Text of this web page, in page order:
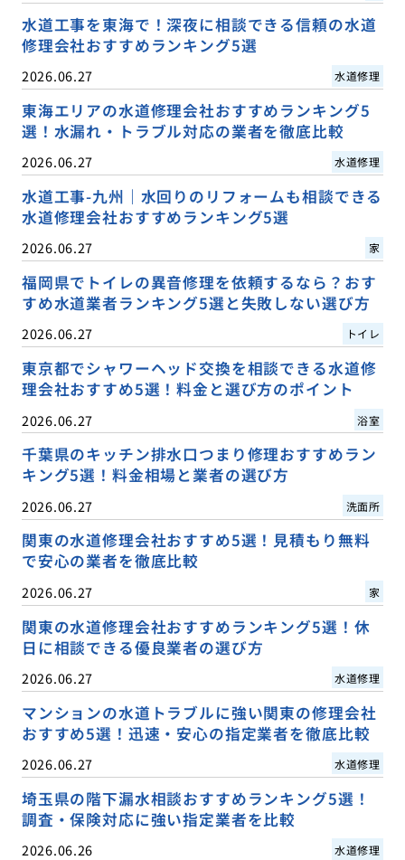
水道工事を東海で！深夜に相談できる信頼の水道
修理会社おすすめランキング5選
2026.06.27 水道修理
東海エリアの水道修理会社おすすめランキング5
選！水漏れ・トラブル対応の業者を徹底比較
2026.06.27 水道修理
水道工事-九州｜水回りのリフォームも相談できる
水道修理会社おすすめランキング5選
2026.06.27 家
福岡県でトイレの異音修理を依頼するなら？おす
すめ水道業者ランキング5選と失敗しない選び方
2026.06.27 トイレ
東京都でシャワーヘッド交換を相談できる水道修
理会社おすすめ5選！料金と選び方のポイント
2026.06.27 浴室
千葉県のキッチン排水口つまり修理おすすめラン
キング5選！料金相場と業者の選び方
2026.06.27 洗面所
関東の水道修理会社おすすめ5選！見積もり無料
で安心の業者を徹底比較
2026.06.27 家
関東の水道修理会社おすすめランキング5選！休
日に相談できる優良業者の選び方
2026.06.27 水道修理
マンションの水道トラブルに強い関東の修理会社
おすすめ5選！迅速・安心の指定業者を徹底比較
2026.06.27 水道修理
埼玉県の階下漏水相談おすすめランキング5選！
調査・保険対応に強い指定業者を比較
2026.06.26 水道修理